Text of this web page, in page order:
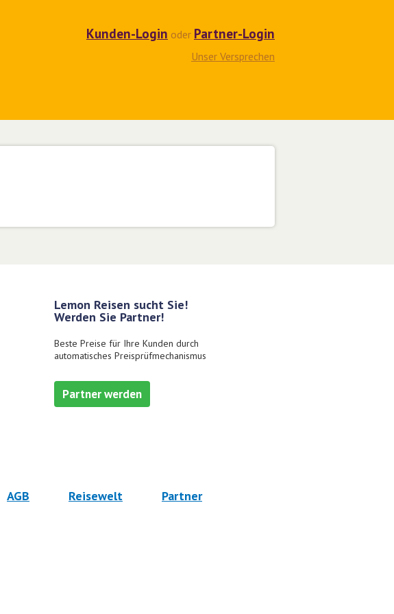
Kunden-Login oder Partner-Login
Unser Versprechen
Lemon Reisen sucht Sie!
Werden Sie Partner!
Beste Preise für Ihre Kunden durch
automatisches Preisprüfmechanismus
Partner werden
AGB Reisewelt Partner